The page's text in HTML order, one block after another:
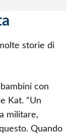
storie di
con
Kat. “Un
militare,
Quando